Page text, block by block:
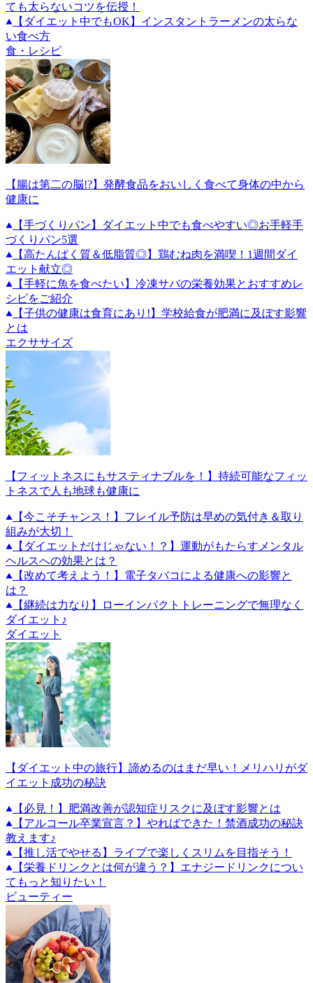
ても太らないコツを伝授！
【ダイエット中でもOK】インスタントラーメンの太らな
い食べ方
食・レシピ
【腸は第二の脳!?】発酵食品をおいしく食べて身体の中から
健康に
【手づくりパン】ダイエット中でも食べやすい◎お手軽手
づくりパン5選
【高たんぱく質＆低脂質◎】鶏むね肉を満喫！1週間ダイ
エット献立◎
【手軽に魚を食べたい】冷凍サバの栄養効果とおすすめレ
シピをご紹介
【子供の健康は食育にあり!】学校給食が肥満に及ぼす影響
とは
エクササイズ
【フィットネスにもサスティナブルを！】持続可能なフィッ
トネスで人も地球も健康に
【今こそチャンス！】フレイル予防は早めの気付き＆取り
組みが大切！
【ダイエットだけじゃない！？】運動がもたらすメンタル
ヘルスへの効果とは？
【改めて考えよう！】電子タバコによる健康への影響と
は？
【継続は力なり】ローインパクトトレーニングで無理なく
ダイエット♪
ダイエット
【ダイエット中の旅行】諦めるのはまだ早い！メリハリがダ
イエット成功の秘訣
【必見！】肥満改善が認知症リスクに及ぼす影響とは
【アルコール卒業宣言？】やればできた！禁酒成功の秘訣
教えます♪
【推し活でやせる】ライブで楽しくスリムを目指そう！
【栄養ドリンクとは何が違う？】エナジードリンクについ
てもっと知りたい！
ビューティー